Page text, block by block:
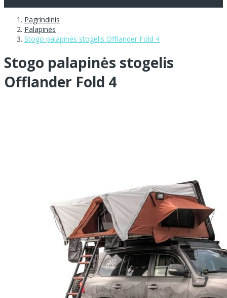
Pagrindinis
Palapinės
Stogo palapinės stogelis Offlander Fold 4
Stogo palapinės stogelis
Offlander Fold 4